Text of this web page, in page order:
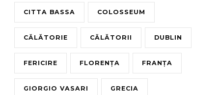
CITTA BASSA COLOSSEUM
CĂLĂTORIE CĂLĂTORII DUBLIN
FERICIRE FLORENȚA FRANȚA
GIORGIO VASARI GRECIA